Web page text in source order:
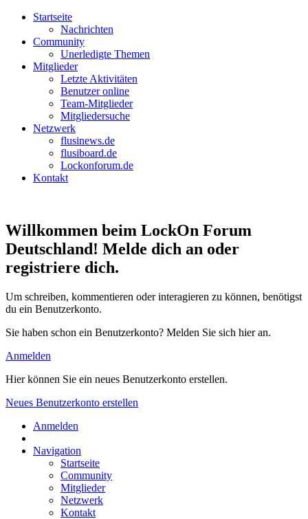
Startseite
Nachrichten
Community
Unerledigte Themen
Mitglieder
Letzte Aktivitäten
Benutzer online
Team-Mitglieder
Mitgliedersuche
Netzwerk
flusinews.de
flusiboard.de
Lockonforum.de
Kontakt
Willkommen beim LockOn Forum
Deutschland! Melde dich an oder
registriere dich.
Um schreiben, kommentieren oder interagieren zu können, benötigst
du ein Benutzerkonto.
Sie haben schon ein Benutzerkonto? Melden Sie sich hier an.
Anmelden
Hier können Sie ein neues Benutzerkonto erstellen.
Neues Benutzerkonto erstellen
Anmelden
Navigation
Startseite
Community
Mitglieder
Netzwerk
Kontakt